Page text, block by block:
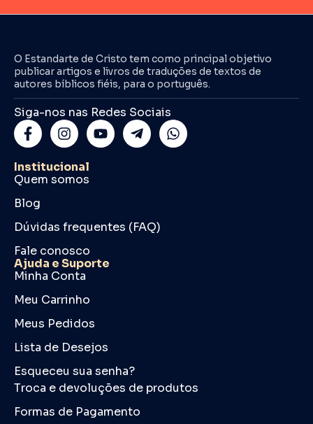
O Estandarte de Cristo tem como principal objetivo
publicar artigos e livros de traduções de textos de
autores bíblicos fiéis, para o português.
Siga-nos nas Redes Sociais
Institucional
Quem somos
Blog
Dúvidas frequentes (FAQ)
Fale conosco
Ajuda e Suporte
Minha Conta
Meu Carrinho
Meus Pedidos
Lista de Desejos
Esqueceu sua senha?
Troca e devoluções de produtos
Formas de Pagamento